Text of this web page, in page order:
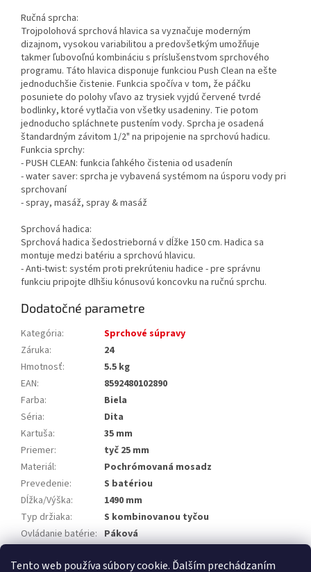
Tento web používa súbory cookie. Ďalším prechádzaním
Ručná sprcha:
Trojpolohová sprchová hlavica sa vyznačuje moderným
dizajnom, vysokou variabilitou a predovšetkým umožňuje
takmer ľubovoľnú kombináciu s príslušenstvom sprchového
programu. Táto hlavica disponuje funkciou Push Clean na ešte
jednoduchšie čistenie. Funkcia spočíva v tom, že páčku
posuniete do polohy vľavo az trysiek vyjdú červené tvrdé
bodlinky, ktoré vytlačia von všetky usadeniny. Tie potom
jednoducho spláchnete pustením vody. Sprcha je osadená
štandardným závitom 1/2" na pripojenie na sprchovú hadicu.
Funkcia sprchy:
- PUSH CLEAN: funkcia ľahkého čistenia od usadenín
- water saver: sprcha je vybavená systémom na úsporu vody pri
sprchovaní
- spray, masáž, spray & masáž
Sprchová hadica:
Sprchová hadica šedostrieborná v dĺžke 150 cm. Hadica sa
montuje medzi batériu a sprchovú hlavicu.
- Anti-twist: systém proti prekrúteniu hadice - pre správnu
funkciu pripojte dlhšiu kónusovú koncovku na ručnú sprchu.
Dodatočné parametre
Kategória:
Sprchové súpravy
Záruka:
24
Hmotnosť:
5.5 kg
EAN:
8592480102890
Farba:
Biela
Séria:
Dita
Kartuša:
35 mm
Priemer:
tyč 25 mm
Materiál:
Pochrómovaná mosadz
Prevedenie:
S batériou
Dĺžka/Výška:
1490 mm
Typ držiaka:
S kombinovanou tyčou
Ovládanie batérie: Páková
EAN: 8592480102890